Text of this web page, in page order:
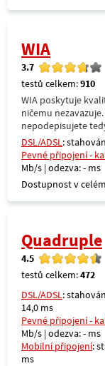
WIA
3.7
testů celkem:910
WIA poskytuje
ničemu
nepodepisujete
DSL/ADSL:
Pevné připojení -
Mb/s | odezva: - ms
Dostupnost v
Quadruple
4.5
testů celkem:472
DSL/ADSL:
14,0 ms
Pevné připojení -
Mb/s | odezva: - ms
Mobilní připojení:
ms